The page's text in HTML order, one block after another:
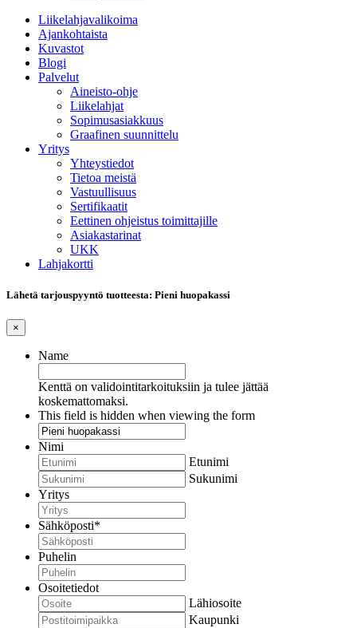
Liikelahjavalikoima
Ajankohtaista
Kuvastot
Blogi
Palvelut
Aineisto-ohje
Liikelahjat
Sopimusasiakkuus
Graafinen suunnittelu
Yritys
Yhteystiedot
Tietoa meistä
Vastuullisuus
Sertifikaatit
Eettinen ohjeistus toimittajille
Asiakastarinat
UKK
Lahjakortti
Lähetä tarjouspyyntö tuotteesta: Pieni huopakassi
×
Name
Kenttä on validointitarkoituksiin ja tulee jättää
koskemattomaksi.
This field is hidden when viewing the form
Nimi
Etunimi
Sukunimi
Yritys
Sähköposti*
Puhelin
Osoitetiedot
Lähiosoite
Kaupunki